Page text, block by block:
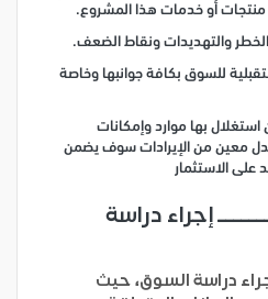
منتجات أو خدمات هذا المشروع.
والتهديدات ونقاط الضعف.
للسوق بكافة جوانبها وخاصة
بها موارد وإمكانات
معين من الإيرادات سوف يضمن
على الاستثمار
إجراء دراسة
دراسة السوق، حيث